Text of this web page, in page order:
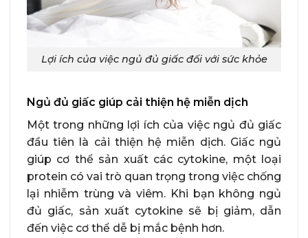
Lợi ích của việc ngủ đủ giấc đối với sức khỏe
Ngủ đủ giấc giúp cải thiện hệ miễn dịch
Một trong những lợi ích của việc ngủ đủ giấc
đầu tiên là cải thiện hệ miễn dịch. Giấc ngủ
giúp cơ thể sản xuất các cytokine, một loại
protein có vai trò quan trọng trong việc chống
lại nhiễm trùng và viêm. Khi bạn không ngủ
đủ giấc, sản xuất cytokine sẽ bị giảm, dẫn
đến việc cơ thể dễ bị mắc bệnh hơn.